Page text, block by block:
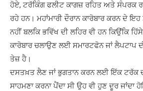
ਹੋਏ, ਟਰੱਕਿੰਗ ਫਲੀਟ ਕਾਗਜ਼ ਰਹਿਤ ਅਤੇ ਸੰਪਰਕ
ਰਹੇ ਹਨ। ਮਹਾਂਮਾਰੀ ਦੌਰਾਨ ਕਾਰੋਬਾਰ ਕਰਨ ਦੇ
ਨਹੀਂ ਬਲਕਿ ਭਵਿੱਖ ਦੀ ਲਹਿਰ ਵੀ ਹਨ ਕਿਉਂਕਿ
ਕਾਰੋਬਾਰ ਚਲਾਉਣ ਲਈ ਸਮਾਰਟਫੋਨ ਜਾਂ ਲੈਪਟਾਪ
ਤੇਜ਼ ਹੈ।
ਦਸਤਖ਼ਤ ਲੈਣ ਜਾਂ ਭੁਗਤਾਨ ਕਰਨ ਲਈ ਇੱਕ ਟਰੱਕ
ਸਾਹਮਣਾ ਕਰਨਾ ਪੈਂਦਾ ਸੀ ਉਹ ਵੀ ਹੁਣ ਦੂਰ ਜਾਂਦਾ